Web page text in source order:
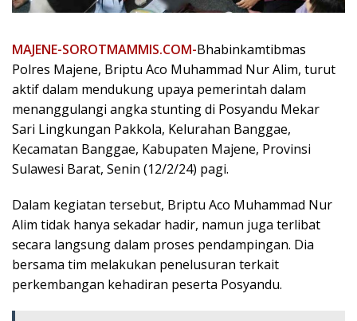
MAJENE-SOROTMAMMIS.COM-Bhabinkamtibmas
Polres Majene, Briptu Aco Muhammad Nur Alim, turut
aktif dalam mendukung upaya pemerintah dalam
menanggulangi angka stunting di Posyandu Mekar
Sari Lingkungan Pakkola, Kelurahan Banggae,
Kecamatan Banggae, Kabupaten Majene, Provinsi
Sulawesi Barat, Senin (12/2/24) pagi.
Dalam kegiatan tersebut, Briptu Aco Muhammad Nur
Alim tidak hanya sekadar hadir, namun juga terlibat
secara langsung dalam proses pendampingan. Dia
bersama tim melakukan penelusuran terkait
perkembangan kehadiran peserta Posyandu.